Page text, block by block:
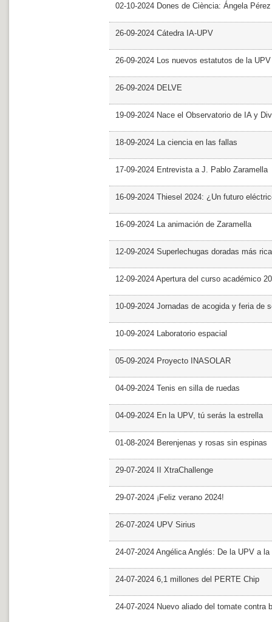
02-10-2024 Dones de Ciència: Ángela Pérez
26-09-2024 Cátedra IA-UPV
26-09-2024 Los nuevos estatutos de la
26-09-2024 DELVE
19-09-2024 Nace el Observatorio de IA y
18-09-2024 La ciencia en las fallas
17-09-2024 Entrevista a J. Pablo Zaramella
16-09-2024 Thiesel 2024: ¿Un futuro
16-09-2024 La animación de Zaramella
12-09-2024 Superlechugas doradas más
12-09-2024 Apertura del curso académico
10-09-2024 Jornadas de acogida y feria de
10-09-2024 Laboratorio espacial
05-09-2024 Proyecto INASOLAR
04-09-2024 Tenis en silla de ruedas
04-09-2024 En la UPV, tú serás la estrella
01-08-2024 Berenjenas y rosas sin espinas
29-07-2024 II XtraChallenge
29-07-2024 ¡Feliz verano 2024!
26-07-2024 UPV Sirius
24-07-2024 Angélica Anglés: De la UPV a
24-07-2024 6,1 millones del PERTE Chip
24-07-2024 Nuevo aliado del tomate contra